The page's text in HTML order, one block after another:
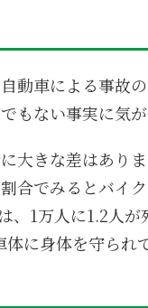
動車による事故
もない事実に気が
大きな差はあり
合でみるとバイ
1万人に1.2人
に身体を守られ